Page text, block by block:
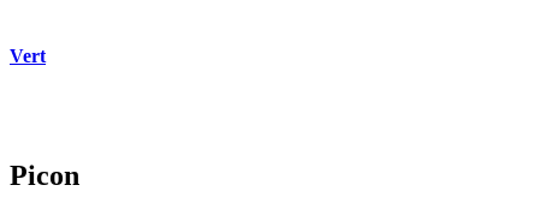
Vert
Picon